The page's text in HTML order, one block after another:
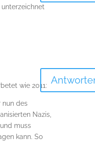
wie 2011:
nun des
Nazis,
muss
kann. So